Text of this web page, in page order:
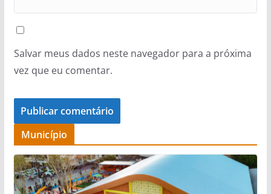
Salvar meus dados neste navegador para a próxima
vez que eu comentar.
Município